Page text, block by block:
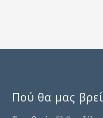
Πού θα μας